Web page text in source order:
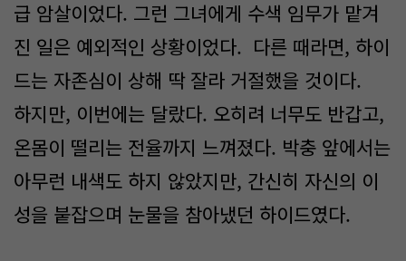
급 암살이었다. 그런 그녀에게 수색 임무가 맡겨
진 일은 예외적인 상황이었다. 다른 때라면, 하이
드는 자존심이 상해 딱 잘라 거절했을 것이다.
하지만, 이번에는 달랐다. 오히려 너무도 반갑고,
온몸이 떨리는 전율까지 느껴졌다. 박충 앞에서는
아무런 내색도 하지 않았지만, 간신히 자신의 이
성을 붙잡으며 눈물을 참아냈던 하이드였다.